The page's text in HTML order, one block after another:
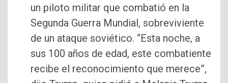
un piloto militar que combatió en la
Segunda Guerra Mundial, sobreviviente
de un ataque soviético. “Esta noche, a
sus 100 años de edad, este combatiente
recibe el reconocimiento que merece”,